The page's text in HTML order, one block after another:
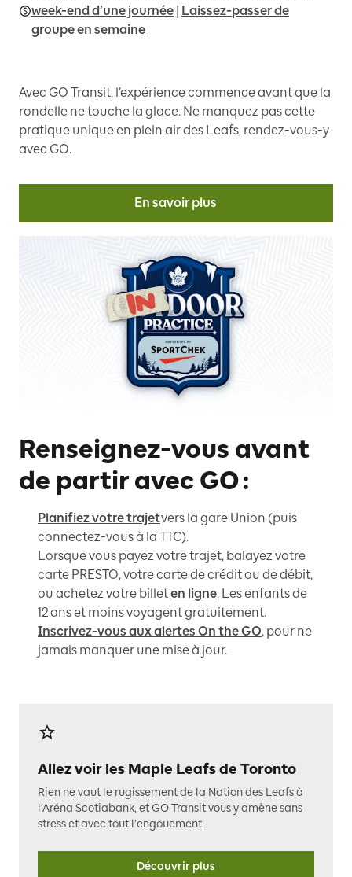
week-end d’une journée | Laissez-passer de
groupe en semaine
Avec GO Transit, l’expérience commence avant que la
rondelle ne touche la glace. Ne manquez pas cette
pratique unique en plein air des Leafs, rendez-vous-y
avec GO.
En savoir plus
Renseignez-vous avant
de partir avec GO :
Planifiez votre trajetvers la gare Union (puis
connectez-vous à la TTC).
Lorsque vous payez votre trajet, balayez votre
carte PRESTO, votre carte de crédit ou de débit,
ou achetez votre billeten ligne. Les enfants de
12 ans et moins voyagent gratuitement.
Inscrivez-vous aux alertes On the GO, pour ne
jamais manquer une mise à jour.
Allez voir les Maple Leafs de Toronto
Rien ne vaut le rugissement de la Nation des Leafs à
l’Aréna Scotiabank, et GO Transit vous y amène sans
stress et avec tout l’engouement.
Découvrir plus